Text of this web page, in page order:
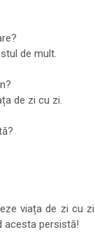
de mult.
de zi cu zi.
viața de zi cu zi
acesta persistă!